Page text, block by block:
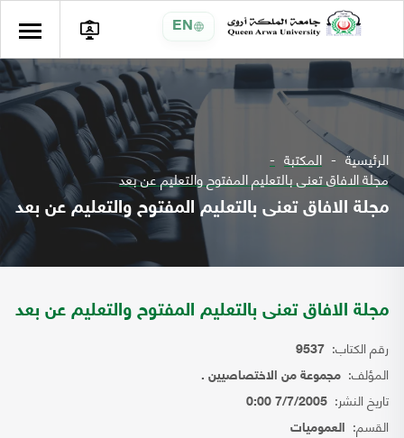
EN
الرئيسية المكتبة
مجلة الافاق تعنى بالتعليم المفتوح والتعليم عن بعد
مجلة الافاق تعنى بالتعليم المفتوح والتعليم عن بعد
مجلة الافاق تعنى بالتعليم المفتوح والتعليم عن بعد
رقم الكتاب: 9537
المؤلف: مجموعة من الاختصاصيين .
تاريخ النشر: 7/7/2005 0:00
القسم: العموميات